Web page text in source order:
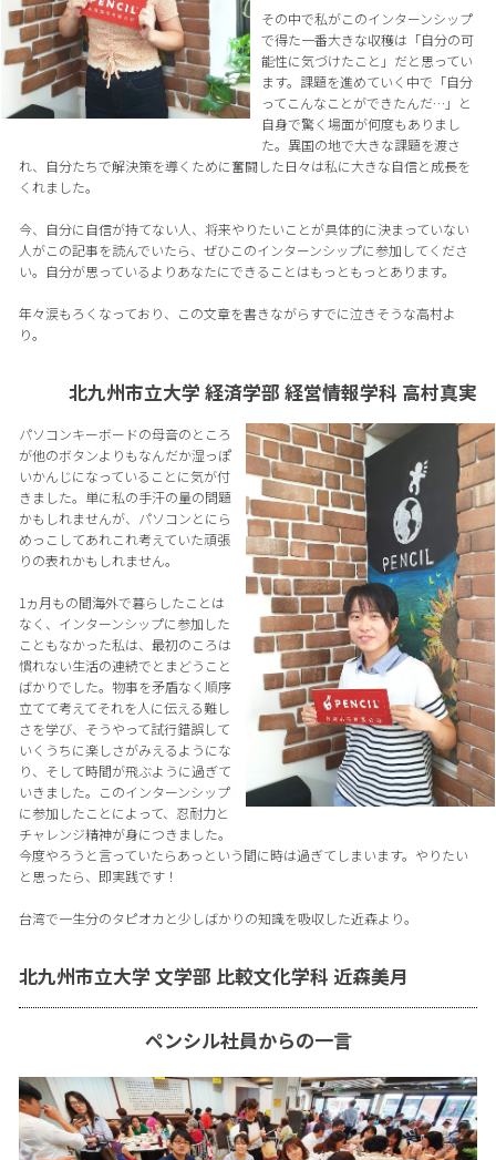
その中で私がこのインターンシップ
で得た一番大きな収穫は「自分の可
能性に気づけたこと」だと思ってい
ます。課題を進めていく中で「自分
ってこんなことができたんだ…」と
自身で驚く場面が何度もありまし
た。異国の地で大きな課題を渡さ
れ、自分たちで解決策を導くために奮闘した日々は私に大きな自信と成長を
くれました。
今、自分に自信が持てない人、将来やりたいことが具体的に決まっていない
人がこの記事を読んでいたら、ぜひこのインターンシップに参加してくださ
い。自分が思っているよりあなたにできることはもっともっとあります。
年々涙もろくなっており、この文章を書きながらすでに泣きそうな高村よ
り。
北九州市立大学 経済学部 経営情報学科 高村真実
パソコンキーボードの母音のところ
が他のボタンよりもなんだか湿っぽ
いかんじになっていることに気が付
きました。単に私の手汗の量の問題
かもしれませんが、パソコンとにら
めっこしてあれこれ考えていた頑張
りの表れかもしれません。
1ヵ月もの間海外で暮らしたことは
なく、インターンシップに参加した
こともなかった私は、最初のころは
慣れない生活の連続でとまどうこと
ばかりでした。物事を矛盾なく順序
立てて考えてそれを人に伝える難し
さを学び、そうやって試行錯誤して
いくうちに楽しさがみえるようにな
り、そして時間が飛ぶように過ぎて
いきました。このインターンシップ
に参加したことによって、忍耐力と
チャレンジ精神が身につきました。
今度やろうと言っていたらあっという間に時は過ぎてしまいます。やりたい
と思ったら、即実践です！
台湾で一生分のタピオカと少しばかりの知識を吸収した近森より。
北九州市立大学 文学部 比較文化学科 近森美月
ペンシル社員からの一言